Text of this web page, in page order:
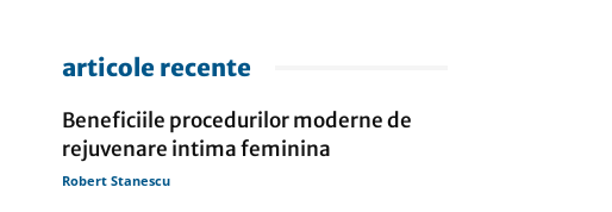
articole recente
Beneficiile procedurilor moderne de
rejuvenare intima feminina
Robert Stanescu